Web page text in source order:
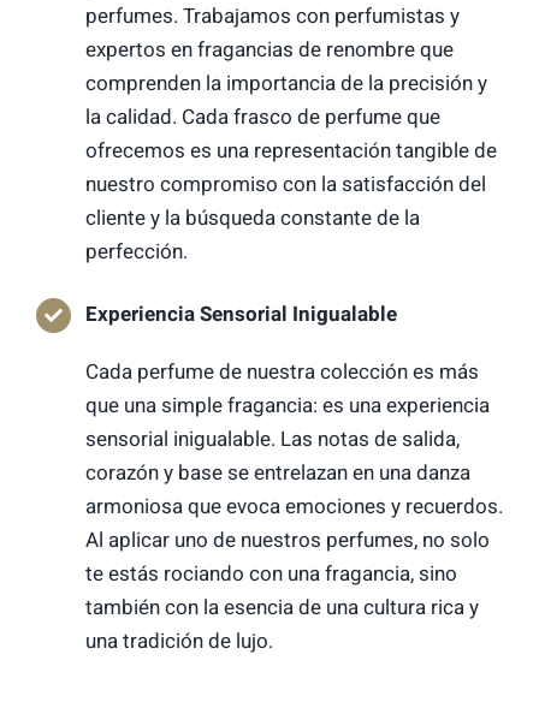
perfumes. Trabajamos con perfumistas y
expertos en fragancias de renombre que
comprenden la importancia de la precisión y
la calidad. Cada frasco de perfume que
ofrecemos es una representación tangible de
nuestro compromiso con la satisfacción del
cliente y la búsqueda constante de la
perfección.
Experiencia Sensorial Inigualable
Cada perfume de nuestra colección es más
que una simple fragancia: es una experiencia
sensorial inigualable. Las notas de salida,
corazón y base se entrelazan en una danza
armoniosa que evoca emociones y recuerdos.
Al aplicar uno de nuestros perfumes, no solo
te estás rociando con una fragancia, sino
también con la esencia de una cultura rica y
una tradición de lujo.